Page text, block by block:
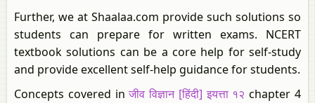
Further, we at Shaalaa.com provide such solutions so
students can prepare for written exams. NCERT
textbook solutions can be a core help for self-study
and provide excellent self-help guidance for students.
Concepts covered inजीव विज्ञान [हिंदी] इयत्ता १२ chapter 4